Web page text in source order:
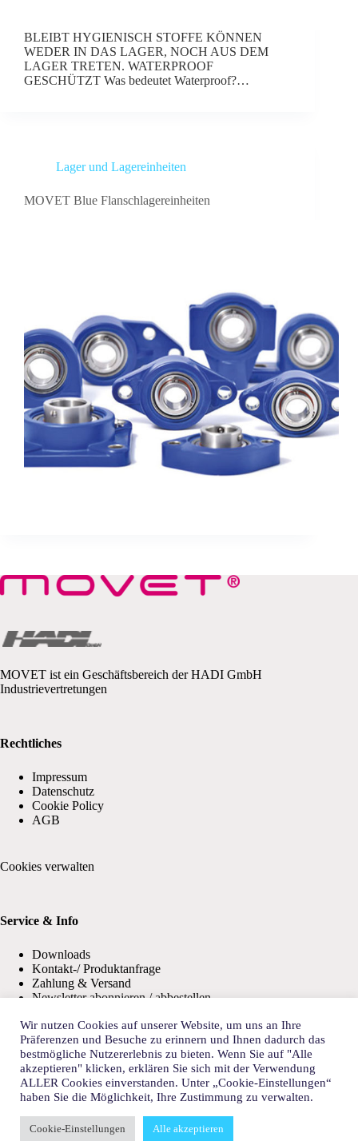
BLEIBT HYGIENISCH STOFFE KÖNNEN
WEDER IN DAS LAGER, NOCH AUS DEM
LAGER TRETEN. WATERPROOF
GESCHÜTZT Was bedeutet Waterproof?…
Lager und Lagereinheiten
MOVET Blue Flanschlagereinheiten
MOVET ist ein Geschäftsbereich der HADI GmbH
Industrievertretungen
Rechtliches
Impressum
Datenschutz
Cookie Policy
AGB
Cookies verwalten
Service & Info
Downloads
Kontakt-/ Produktanfrage
Zahlung & Versand
Newsletter abonnieren / abbestellen
Unternehmen
10 Gründe für MOVET
Karriere
Philosophie
Team
Wir nutzen Cookies auf unserer Website, um uns an Ihre
Präferenzen und Besuche zu erinnern und Ihnen dadurch das
bestmögliche Nutzererlebnis zu bieten. Wenn Sie auf "Alle
akzeptieren" klicken, erklären Sie sich mit der Verwendung
ALLER Cookies einverstanden. Unter „Cookie-Einstellungen“
haben Sie die Möglichkeit, Ihre Zustimmung zu verwalten.
Cookie-Einstellungen Alle akzeptieren